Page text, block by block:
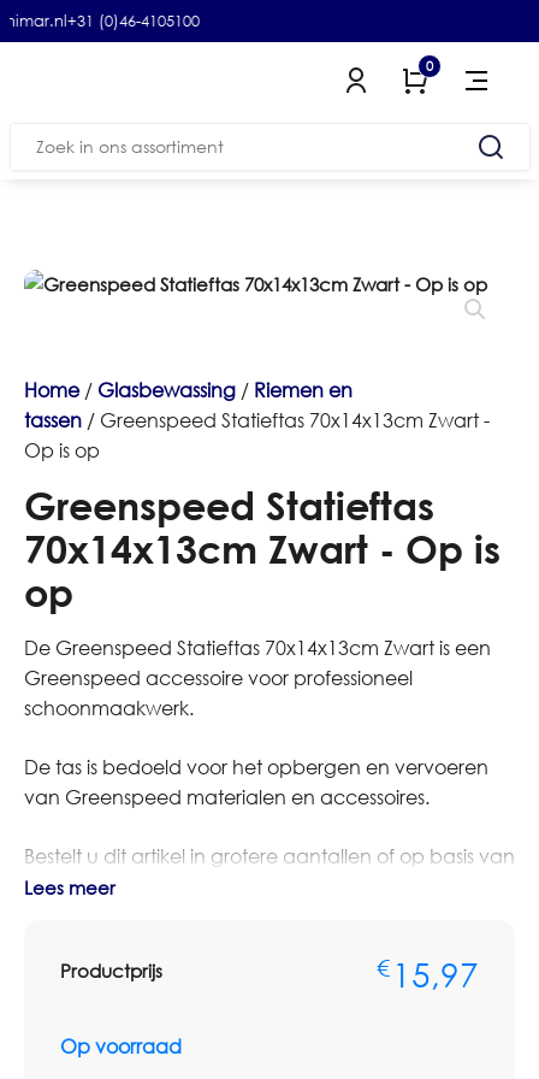
+31 (0)46-4105100
0
Zoeken
Home/ Glasbewassing / Riemen en
tassen / Greenspeed Statieftas 70x14x13cm Zwart -
Op is op
Greenspeed Statieftas
70x14x13cm Zwart - Op is
op
De Greenspeed Statieftas 70x14x13cm Zwart is een
Greenspeed accessoire voor professioneel
schoonmaakwerk.
De tas is bedoeld voor het opbergen en vervoeren
van Greenspeed materialen en accessoires.
Bestelt u dit artikel in grotere aantallen of op basis van
terugkerende afname? Neem dan contact op met
aantallen, voorraadbeheer en zakelijke
Controleer voor gebruik altijd of maat, houder,
Lees meer
Productprijs € 15,97
Op voorraad